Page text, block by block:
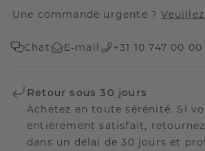
Une commande urgente ?
Chat E-mail +31 10 747 00 00
Retour sous 30 jours
Achetez en toute sérénité. Si
entièrement satisfait,
dans un délai de 30 jours et